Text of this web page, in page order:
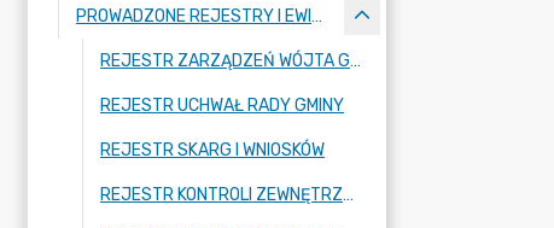
PROWADZONE REJESTRY I EWIDENCJE
REJESTR ZARZĄDZEŃ WÓJTA GMINY
REJESTR UCHWAŁ RADY GMINY
REJESTR SKARG I WNIOSKÓW
REJESTR KONTROLI ZEWNĘTRZNYCH